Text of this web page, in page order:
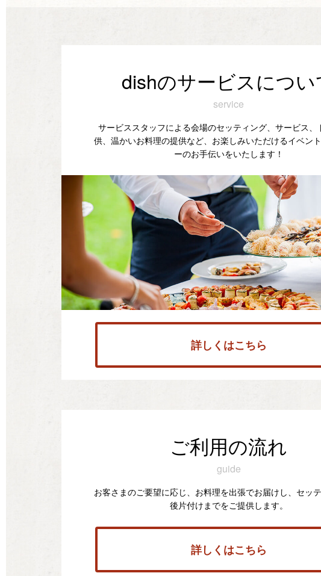
dishのサービスについ
service
サービススタッフによる会場のセッティング、サービス、
供、温かいお料理の提供など、お楽しみいただけるイベン
ーのお手伝いをいたします！
詳しくはこちら
ご利用の流れ
guide
お客さまのご要望に応じ、お料理を出張でお届けし、セッ
後片付けまでをご提供します。
詳しくはこちら